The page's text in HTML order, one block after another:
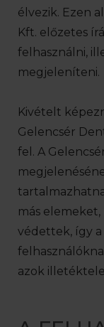
élvezik. Ezen
Kft. előzetes
felhasználni,
megjeleníteni.
Kivételt
Gelencsér
fel. A
más
védettek, így
azok